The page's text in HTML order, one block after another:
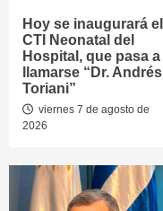
Hoy se inaugurará el
CTI Neonatal del
Hospital, que pasa a
llamarse “Dr. Andrés
Toriani”
viernes 7 de agosto de
2026